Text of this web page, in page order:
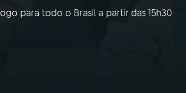
para todo o Brasil a partir das 15h30